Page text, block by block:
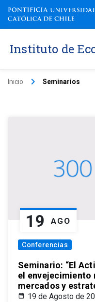
Instituto de
Inicio keyboard_arrow_right Seminarios
19 AGO
Conferencias
Seminario: “El
el
mercados y
19 de Agosto de